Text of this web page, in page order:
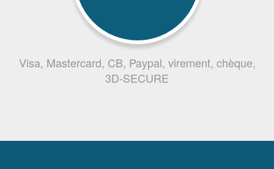
Visa, Mastercard, CB, Paypal, virement, chèque,
3D-SECURE